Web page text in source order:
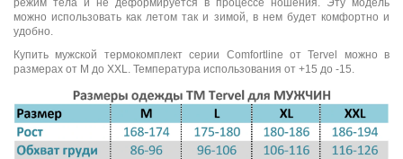
режим тела и не деформируется в процессе ношения. Эту модель
можно использовать как летом так и зимой, в нем будет комфортно и
удобно.
Купить мужской термокомплект серии Comfortline от Tervel можно в
размерах от M до XXL. Температура использования от +15 до -15.